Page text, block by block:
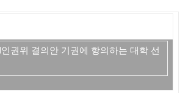
권위 결의안 기권에 항의하는 대학 선